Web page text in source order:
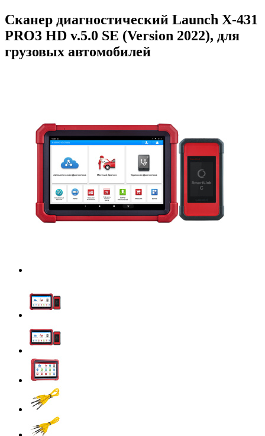
Сканер диагностический Launch X-431
PRO3 HD v.5.0 SE (Version 2022), для
грузовых автомобилей